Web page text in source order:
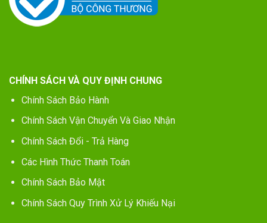
CHÍNH SÁCH VÀ QUY ĐỊNH CHUNG
Chính Sách Bảo Hành
Chính Sách Vận Chuyển Và Giao Nhận
Chính Sách Đổi - Trả Hàng
Các Hình Thức Thanh Toán
Chính Sách Bảo Mật
Chính Sách Quy Trình Xử Lý Khiếu Nại